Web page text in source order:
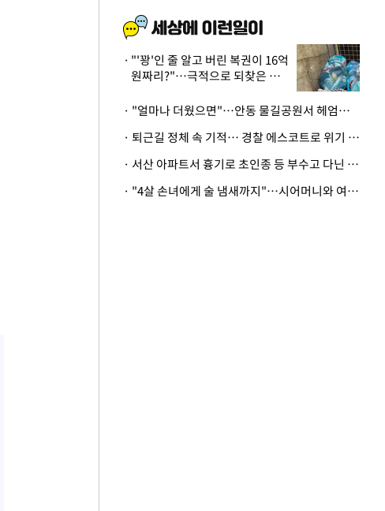
"'꽝'인 줄 알고 버린 복권이 16억
원짜리?"…극적으로 되찾은 사
· "얼마나 더웠으면"…안동 물길공원서 헤엄친 구렁이 '소동'
· 퇴근길 정체 속 기적… 경찰 에스코트로 위기 넘긴 생후 2일 신생아
· 서산 아파트서 흉기로 초인종 등 부수고 다닌 50대 정신병원행
· "4살 손녀에게 술 냄새까지"…시어머니와 여행 가도 될까